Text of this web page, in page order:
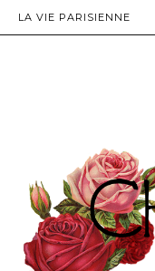
LA VIE PARISIENNE